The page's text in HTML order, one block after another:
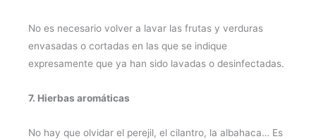
No es necesario volver a lavar las frutas y verduras
envasadas o cortadas en las que se indique
expresamente que ya han sido lavadas o desinfectadas.
7. Hierbas aromáticas
No hay que olvidar el perejil, el cilantro, la albahaca… Es